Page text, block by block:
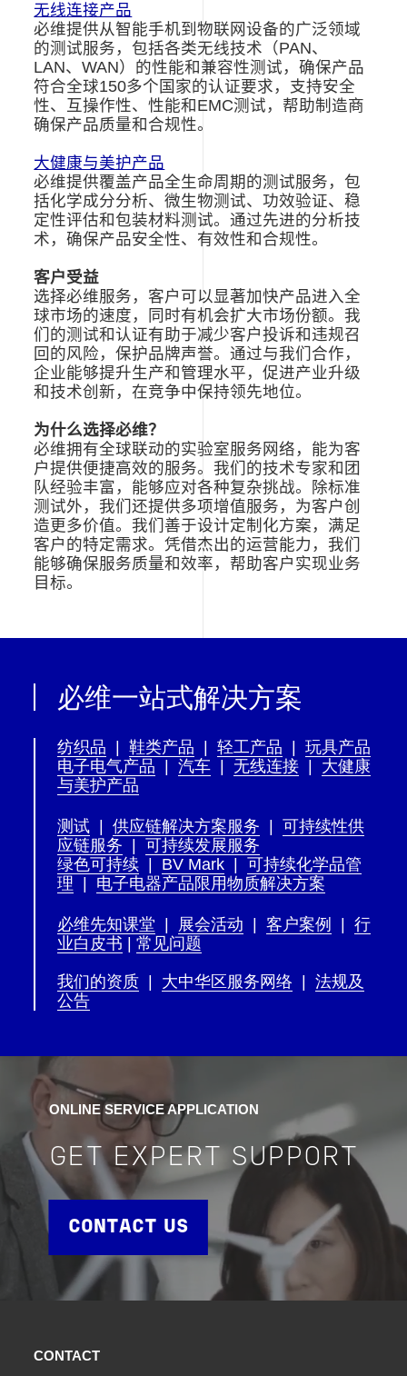
无线连接产品
必维提供从智能手机到物联网设备的广泛领域
的测试服务，包括各类无线技术（PAN、
LAN、WAN）的性能和兼容性测试，确保产品
符合全球150多个国家的认证要求，支持安全
性、互操作性、性能和 EMC测试，帮助制造商
确保产品质量和合规性。
大健康与美护产品
必维提供覆盖产品全生命周期的测试服务，包
括化学成分分析、微生物测试、功效验证、稳
定性评估和包装材料测试。通过先进的分析技
术，确保产品安全性、有效性和合规性。
客户受益
选择必维服务，客户可以显著加快产品进入全
球市场的速度，同时有机会扩大市场份额。我
们的测试和认证有助于减少客户投诉和违规召
回的风险，保护品牌声誉。通过与我们合作，
企业能够提升生产和管理水平，促进产业升级
和技术创新，在竞争中保持领先地位。
为什么选择必维？
必维拥有全球联动的实验室服务网络，能为客
户提供便捷高效的服务。我们的技术专家和团
队经验丰富，能够应对各种复杂挑战。除标准
测试外，我们还提供多项增值服务，为客户创
造更多价值。我们善于设计定制化方案，满足
客户的特定需求。凭借杰出的运营能力，我们
能够确保服务质量和效率，帮助客户实现业务
目标。
必维一站式解决方案
纺织品 |鞋类产品 |轻工产品 |玩具产品
电子电气产品 |汽车 无线连接
大健康
与美护产品
测试 |供应链解决方案服务 |可持续性供
应链服务 |可持续发展服务
绿色可持续
BV Mark |可持续化学品管
理
电子电器产品限用物质解决方案
必维先知课堂 展会活动 |客户案例 |行
业白皮书 |常见问题
我们的资质 大中华区服务网络 |法规及
公告
ONLINE SERVICE APPLICATION
GET EXPERT SUPPORT
CONTACT US
CONTACT